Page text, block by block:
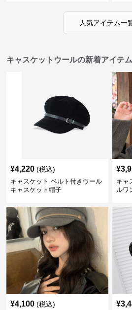
人気アイテム一
キャスケットウールの新着アイテム
¥4,220 (税込)
キャスケット ベルト付きウール
キャスケット帽子
¥
キャ
ルワ
¥4,100 (税込) ¥